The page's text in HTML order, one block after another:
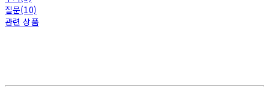
질문(10)
관련 상품